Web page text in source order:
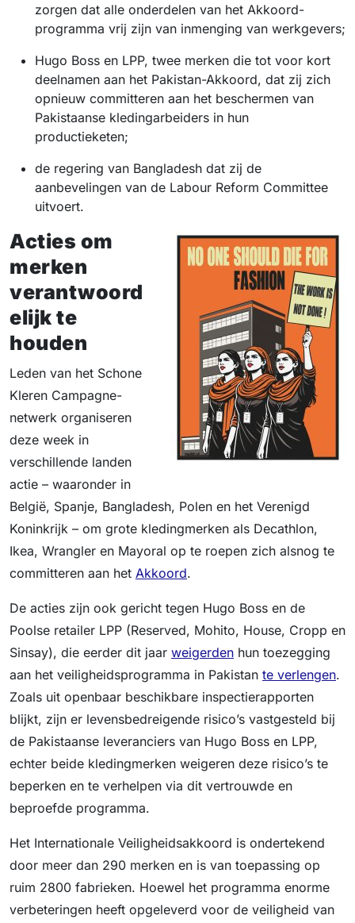
zorgen dat alle onderdelen van het Akkoord-
programma vrij zijn van inmenging van werkgevers;
Hugo Boss en LPP, twee merken die tot voor kort
deelnamen aan het Pakistan-Akkoord, dat zij zich
opnieuw committeren aan het beschermen van
Pakistaanse kledingarbeiders in hun
productieketen;
de regering van Bangladesh dat zij de
aanbevelingen van de Labour Reform Committee
uitvoert.
Acties om
merken
verantwoord
elijk te
houden
Leden van het Schone
Kleren Campagne-
netwerk organiseren
deze week in
verschillende landen
actie – waaronder in
België, Spanje, Bangladesh, Polen en het Verenigd
Koninkrijk – om grote kledingmerken als Decathlon,
Ikea, Wrangler en Mayoral op te roepen zich alsnog te
committeren aan het Akkoord.
De acties zijn ook gericht tegen Hugo Boss en de
Poolse retailer LPP (Reserved, Mohito, House, Cropp en
Sinsay), die eerder dit jaar weigerden hun toezegging
aan het veiligheidsprogramma in Pakistan te verlengen.
Zoals uit openbaar beschikbare inspectierapporten
blijkt, zijn er levensbedreigende risico’s vastgesteld bij
de Pakistaanse leveranciers van Hugo Boss en LPP,
echter beide kledingmerken weigeren deze risico’s te
beperken en te verhelpen via dit vertrouwde en
beproefde programma.
Het Internationale Veiligheidsakkoord is ondertekend
door meer dan 290 merken en is van toepassing op
ruim 2800 fabrieken. Hoewel het programma enorme
verbeteringen heeft opgeleverd voor de veiligheid van